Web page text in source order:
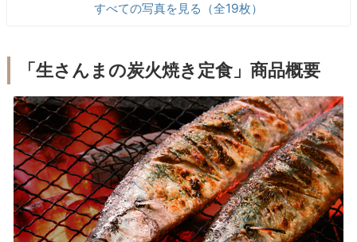
すべての写真を見る（全19枚）
「生さんまの炭火焼き定食」商品概要